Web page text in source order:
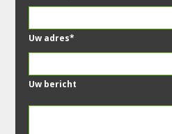
Uw adres*
Uw bericht